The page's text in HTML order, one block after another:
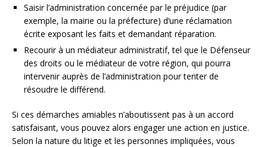
Saisir l’administration concernée par le préjudice (par
exemple, la mairie ou la préfecture) d’une réclamation
écrite exposant les faits et demandant réparation.
Recourir à un médiateur administratif, tel que le Défenseur
des droits ou le médiateur de votre région, qui pourra
intervenir auprès de l’administration pour tenter de
résoudre le différend.
Si ces démarches amiables n’aboutissent pas à un accord
satisfaisant, vous pouvez alors engager une action en justice.
Selon la nature du litige et les personnes impliquées, vous